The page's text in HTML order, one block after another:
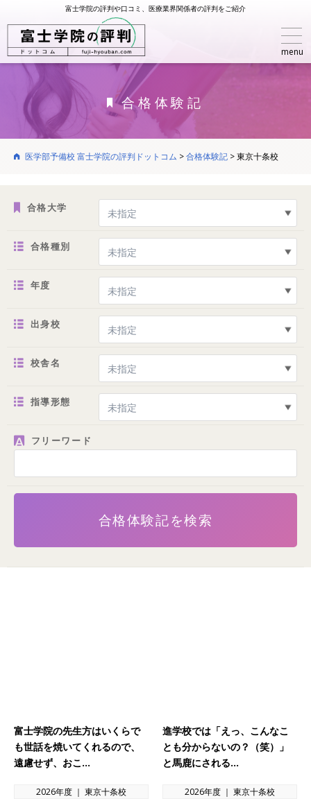
富士学院の評判や口コミ、医療業界関係者の評判をご紹介
menu
合格体験記
医学部予備校 富士学院の評判ドットコム >合格体験記 >東京十条校
合格大学
合格種別
年度
出身校
校舎名
指導形態
フリーワード
富士学院の先生方はいくらで
も世話を焼いてくれるので、
遠慮せず、おこ…
2026年度 ｜ 東京十条校
進学校では「えっ、こんなこ
とも分からないの？（笑）」
と馬鹿にされる…
2026年度 ｜ 東京十条校